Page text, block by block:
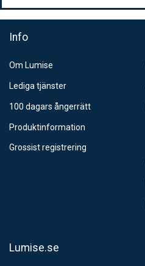
Info
Om Lumise
Lediga tjänster
100 dagars ångerrätt
Produktinformation
Grossist registrering
Lumise.se